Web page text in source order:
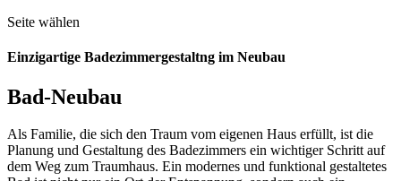
Seite wählen
Einzigartige Badezimmergestaltng im Neubau
Bad-Neubau
Als Familie, die sich den Traum vom eigenen Haus erfüllt, ist die
Planung und Gestaltung des Badezimmers ein wichtiger Schritt auf
dem Weg zum Traumhaus. Ein modernes und funktional gestaltetes